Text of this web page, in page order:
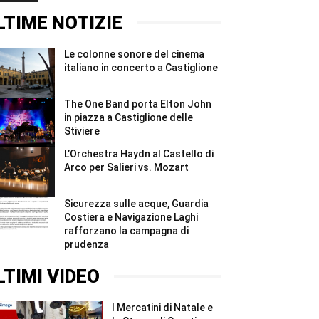
#Shorts
a
Castiglione
sul
Garda:
strutture
irregolari
e
sanzioni
...
#Shorts
NOTIZIE
Le colonne sonore del cinema
italiano in concerto a Castiglione
The One Band porta Elton John
in piazza a Castiglione delle
Stiviere
L’Orchestra Haydn al Castello di
Arco per Salieri vs. Mozart
Sicurezza sulle acque, Guardia
Costiera e Navigazione Laghi
rafforzano la campagna di
prudenza
VIDEO
I Mercatini di Natale e